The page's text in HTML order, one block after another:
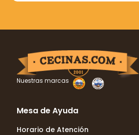
Nuestras marcas
Mesa de Ayuda
Horario de Atención